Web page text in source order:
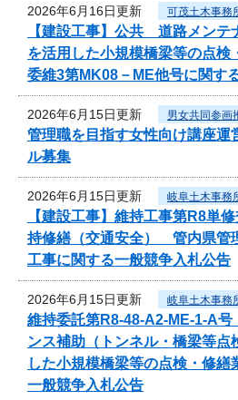
2026年6月16日更新 可茂土木事務
【建設工事】公共 道路メン
を活用した小規模橋梁等の点検
委維3第MK08－ME他号に関す
2026年6月15日更新 男女共同参画
管理職を目指す女性向け講座運
ル募集
2026年6月15日更新 岐阜土木事務
【建設工事】維持工事第R8
持修繕（交通安全） 管内県
工事に関する一般競争入札公告
2026年6月15日更新 岐阜土木事務
維持委託第R8-48-A2-ME-1-A
ンス補助（トンネル・橋梁等点
した小規模橋梁等の点検・修繕
一般競争入札公告